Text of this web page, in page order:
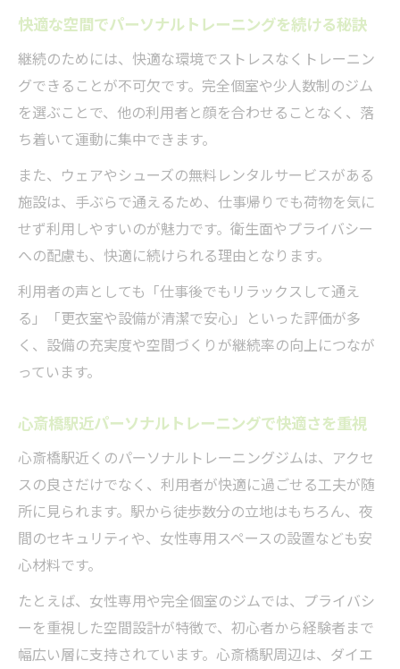
快適な空間でパーソナルトレーニングを続ける秘訣
継続のためには、快適な環境でストレスなくトレーニン
グできることが不可欠です。完全個室や少人数制のジム
を選ぶことで、他の利用者と顔を合わせることなく、落
ち着いて運動に集中できます。
また、ウェアやシューズの無料レンタルサービスがある
施設は、手ぶらで通えるため、仕事帰りでも荷物を気に
せず利用しやすいのが魅力です。衛生面やプライバシー
への配慮も、快適に続けられる理由となります。
利用者の声としても「仕事後でもリラックスして通え
る」「更衣室や設備が清潔で安心」といった評価が多
く、設備の充実度や空間づくりが継続率の向上につなが
っています。
心斎橋駅近パーソナルトレーニングで快適さを重視
心斎橋駅近くのパーソナルトレーニングジムは、アクセ
スの良さだけでなく、利用者が快適に過ごせる工夫が随
所に見られます。駅から徒歩数分の立地はもちろん、夜
間のセキュリティや、女性専用スペースの設置なども安
心材料です。
たとえば、女性専用や完全個室のジムでは、プライバシ
ーを重視した空間設計が特徴で、初心者から経験者まで
幅広い層に支持されています。心斎橋駅周辺は、ダイエ